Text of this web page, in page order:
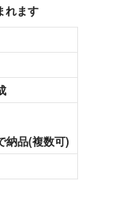
れます
納品(複数可)